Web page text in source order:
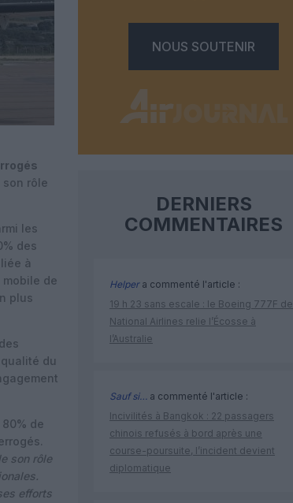
rôle
les
des
à
mobile de
plus
du
de
son rôle
efforts
NOUS SOUTENIR
DERNIERS
COMMENTAIRES
Helpera commenté l'article :
19 h 23 sans escale : le Boeing 777F de
National Airlines relie l’Écosse à
l’Australie
Sauf si… a commenté l'article :
Incivilités à Bangkok : 22 passagers
chinois refusés à bord après une
course-poursuite, l’incident devient
diplomatique